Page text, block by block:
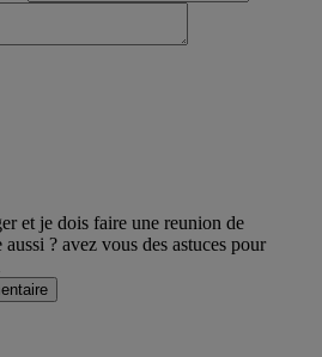
et je dois faire une reunion de
? avez vous des astuces pour